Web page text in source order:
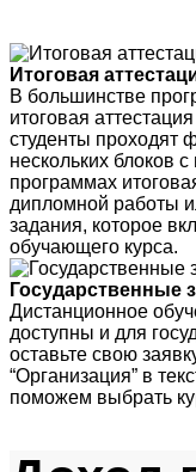
Итоговая
В большинстве
итоговая
студенты проходят
нескольких блоков
программах
дипломной работы
задания, которое
обучающего курса.
Государственные
Дистанционное
доступны и для
оставьте свою
“Организация” в
поможем выбрать